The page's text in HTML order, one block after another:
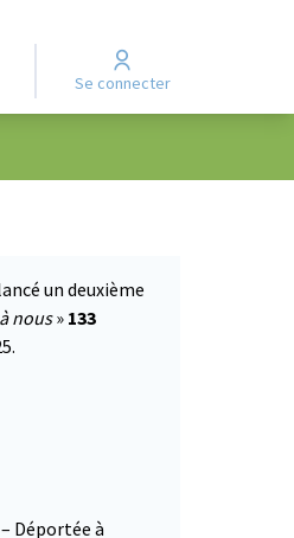
Se connecter
un deuxième
nous» 133
Déportée à